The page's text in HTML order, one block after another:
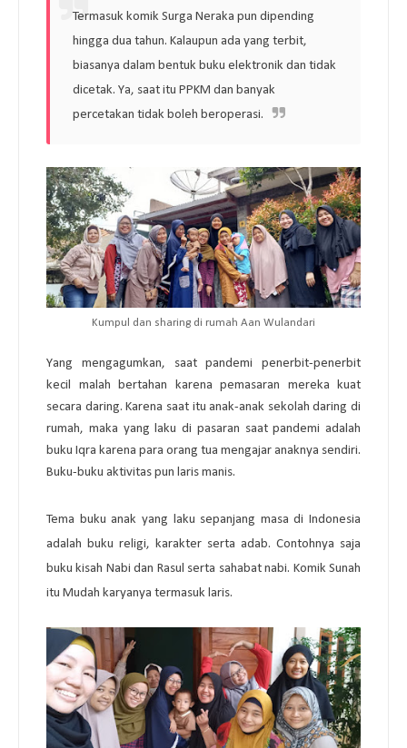
Termasuk komik Surga Neraka pun dipending
hingga dua tahun. Kalaupun ada yang terbit,
biasanya dalam bentuk buku elektronik dan tidak
dicetak. Ya, saat itu PPKM dan banyak
percetakan tidak boleh beroperasi.
Kumpul dan sharing di rumah Aan Wulandari
Yang mengagumkan, saat pandemi penerbit-penerbit
kecil malah bertahan karena pemasaran mereka kuat
secara daring. Karena saat itu anak-anak sekolah daring di
rumah, maka yang laku di pasaran saat pandemi adalah
buku Iqra karena para orang tua mengajar anaknya sendiri.
Buku-buku aktivitas pun laris manis.
Tema buku anak yang laku sepanjang masa di Indonesia
adalah buku religi, karakter serta adab. Contohnya saja
buku kisah Nabi dan Rasul serta sahabat nabi. Komik Sunah
itu Mudah karyanya termasuk laris.